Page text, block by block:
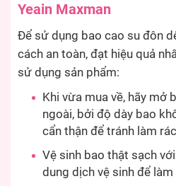
Yeain Maxman
Để sử dụng bao cao su đôn
cách an toàn, đạt hiệu quả
sử dụng sản phẩm:
Khi vừa mua về, hãy mở
ngoài, bởi độ dày bao
cẩn thận để tránh làm
Vệ sinh bao thật sạch
dung dịch vệ sinh để làm